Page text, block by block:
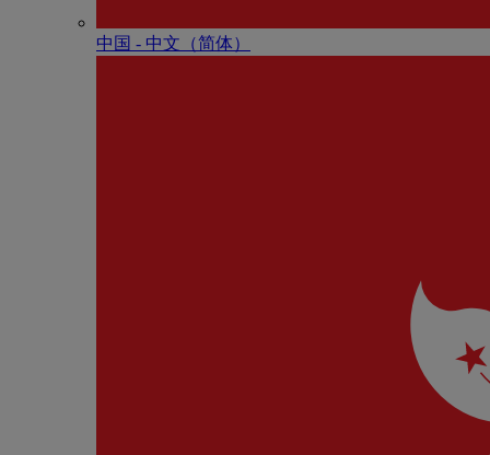
中国 - 中⽂（简体）